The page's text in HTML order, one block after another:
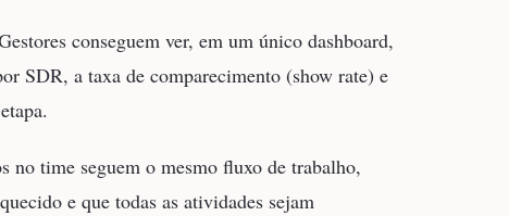
conseguem ver, em um único dashboard,
SDR, a taxa de comparecimento (show rate) e
no time seguem o mesmo fluxo de trabalho,
e que todas as atividades sejam